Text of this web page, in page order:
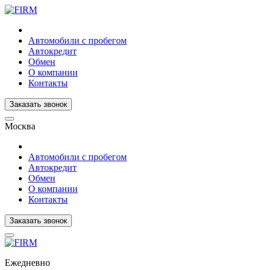
Автомобили с пробегом
Автокредит
Обмен
О компании
Контакты
Заказать звонок
Москва
Автомобили с пробегом
Автокредит
Обмен
О компании
Контакты
Заказать звонок
Ежедневно